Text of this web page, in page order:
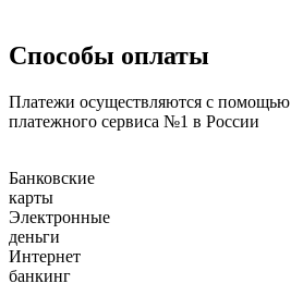
Способы оплаты
Платежи осуществляются с помощью
платежного сервиса №1 в России
Банковские
карты
Электронные
деньги
Интернет
банкинг